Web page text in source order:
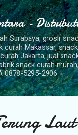
-
Surabaya, grosir
curah Makassar,
Jakarta, jual
snack curah
0878-5295-2906